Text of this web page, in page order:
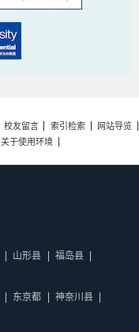
校友留言 索引检索
网站导览
关于使用环境
山形县 福岛县
东京都
神奈川县